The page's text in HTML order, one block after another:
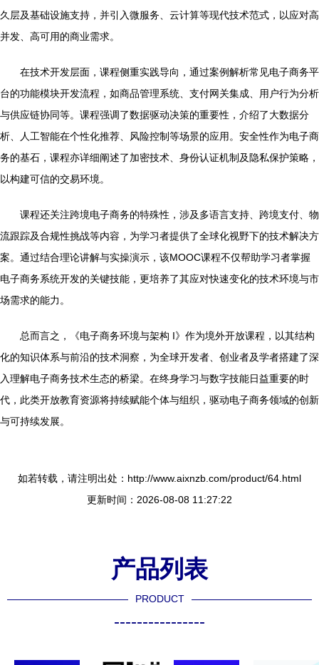
久层及基础设施支持，并引入微服务、云计算等现代技术范式，以应对高
并发、高可用的商业需求。
在技术开发层面，课程侧重实践导向，通过案例解析常见电子商务平
台的功能模块开发流程，如商品管理系统、支付网关集成、用户行为分析
与供应链协同等。课程强调了数据驱动决策的重要性，介绍了大数据分
析、人工智能在个性化推荐、风险控制等场景的应用。安全性作为电子商
务的基石，课程亦详细阐述了加密技术、身份认证机制及隐私保护策略，
以构建可信的交易环境。
课程还关注跨境电子商务的特殊性，涉及多语言支持、跨境支付、物
流跟踪及合规性挑战等内容，为学习者提供了全球化视野下的技术解决方
案。通过结合理论讲解与实操演示，该MOOC课程不仅帮助学习者掌握
电子商务系统开发的关键技能，更培养了其应对快速变化的技术环境与市
场需求的能力。
总而言之，《电子商务环境与架构 I》作为境外开放课程，以其结构
化的知识体系与前沿的技术洞察，为全球开发者、创业者及学者搭建了深
入理解电子商务技术生态的桥梁。在终身学习与数字技能日益重要的时
代，此类开放教育资源将持续赋能个体与组织，驱动电子商务领域的创新
与可持续发展。
如若转载，请注明出处：http://www.aixnzb.com/product/64.html
更新时间：2026-08-08 11:27:22
产品列表
PRODUCT
----------------